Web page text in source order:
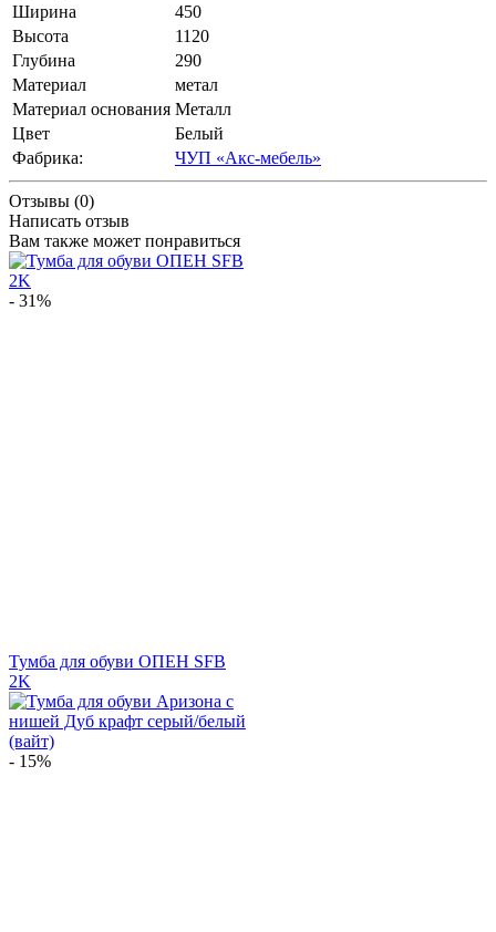
Ширина
450
Высота
1120
Глубина
290
Материал
метал
Материал основания Металл
Цвет
Белый
Фабрика:
ЧУП «Акс-мебель»
Отзывы (0)
Написать отзыв
Вам также может понравиться
- 31%
Тумба для обуви ОПЕН SFB
2K
- 15%